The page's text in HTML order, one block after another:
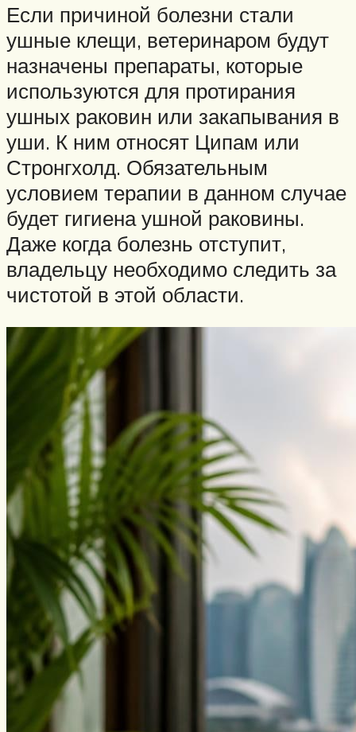
Если причиной болезни стали
ушные клещи, ветеринаром будут
назначены препараты, которые
используются для протирания
ушных раковин или закапывания в
уши. К ним относят Ципам или
Стронгхолд. Обязательным
условием терапии в данном случае
будет гигиена ушной раковины.
Даже когда болезнь отступит,
владельцу необходимо следить за
чистотой в этой области.